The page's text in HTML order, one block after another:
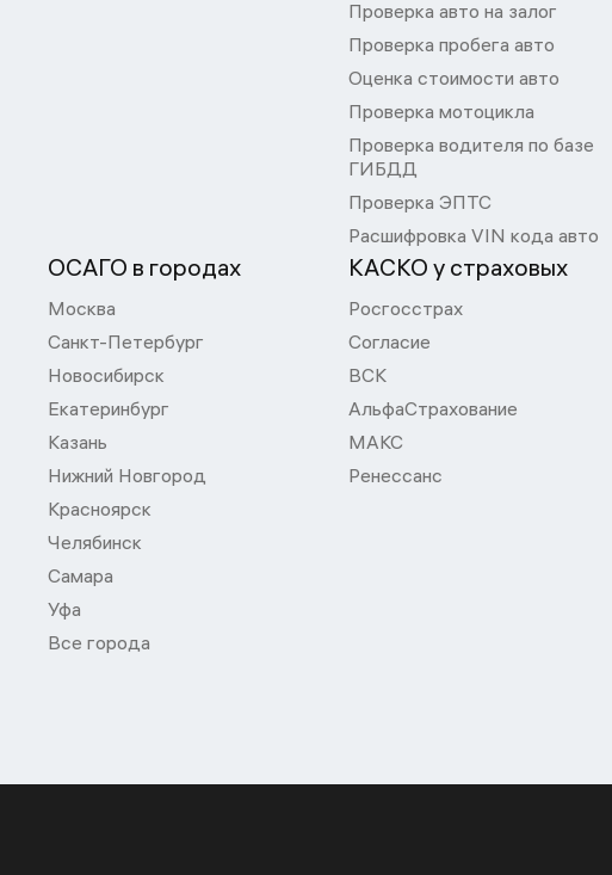
Проверка авто на залог
Проверка пробега авто
Оценка стоимости авто
Проверка мотоцикла
Проверка водителя по базе
ГИБДД
Проверка ЭПТС
Расшифровка VIN кода авто
ОСАГО в городах
Москва
Санкт-Петербург
Новосибирск
Екатеринбург
Казань
Нижний Новгород
Красноярск
Челябинск
Самара
Уфа
Все города
КАСКО у страховых
Росгосстрах
Согласие
ВСК
АльфаСтрахование
МАКС
Ренессанс